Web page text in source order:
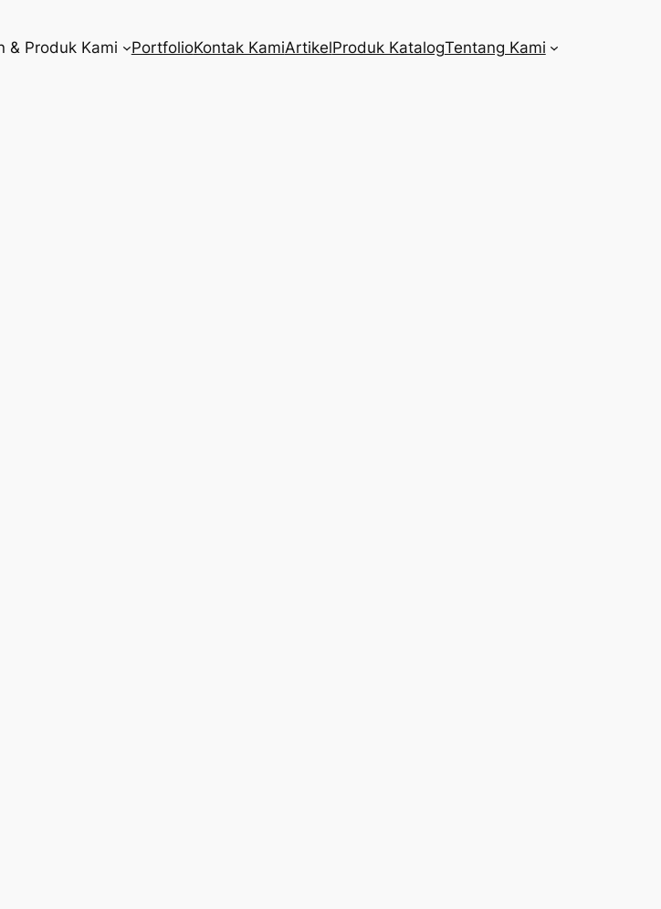
& Produk Kami PortfolioKontak KamiArtikelProduk KatalogTentang Kami